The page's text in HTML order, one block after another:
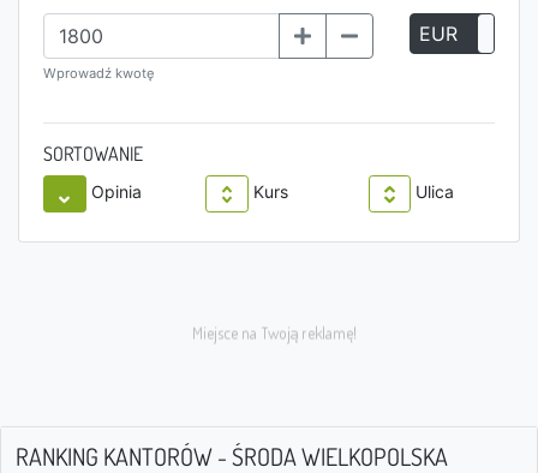
Wprowadź kwotę
EUR
SORTOWANIE
Opinia Kurs Ulica
RANKING KANTORÓW - ŚRODA WIELKOPOLSKA